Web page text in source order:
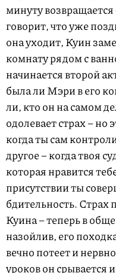
минуту
говорит, что уже
она уходит, Куин
комнату рядом с
начинается второй
была ли Мэри в его
ли, кто он на самом
одолевает страх – но
когда ты сам
другое – когда твоя
которая нравится
присутствии ты
бдительность. Страх
Куина – теперь в
назойлив, его
вечно потеет и
уроков он срывается